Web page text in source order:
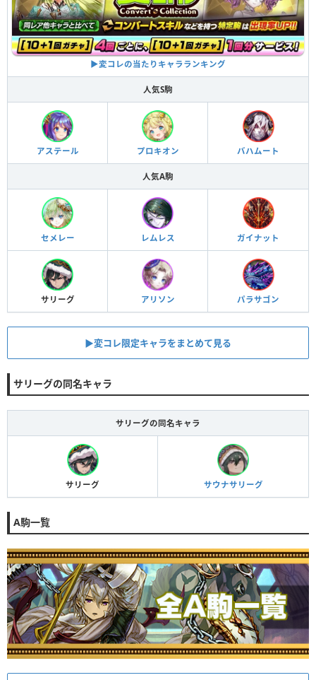
▶︎変コレの当たりキャラランキング
人気S駒
アステール プロキオン バハムート
人気A駒
セメレー レムレス ガイナット
サリーグ アリソン パラサゴン
▶︎変コレ限定キャラをまとめて見る
サリーグの同名キャラ
サリーグの同名キャラ
サリーグ サウナサリーグ
A駒一覧